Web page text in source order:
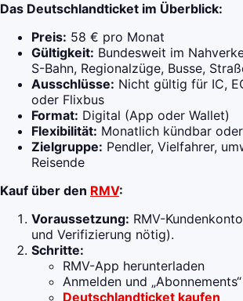
Das Deutschlandticket im Überblick:
Preis: 58 € pro Monat
Gültigkeit: Bundesweit im
S-Bahn, Regionalzüge, Busse,
Ausschlüsse: Nicht gültig für IC,
oder Flixbus
Format: Digital (App oder Wallet)
Flexibilität: Monatlich kündbar
Zielgruppe: Pendler, Vielfahrer,
Reisende
Kauf über den RMV:
Voraussetzung: RMV-
und Verifizierung nötig).
Schritte:
RMV-App herunterladen
Anmelden und
Deutschlandticket kaufen